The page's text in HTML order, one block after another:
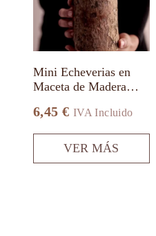
Mini Echeverias en
Maceta de Madera
6,45 € IVA Incluido
VER MÁS
opciones
se
pueden
elegir
la
página
producto